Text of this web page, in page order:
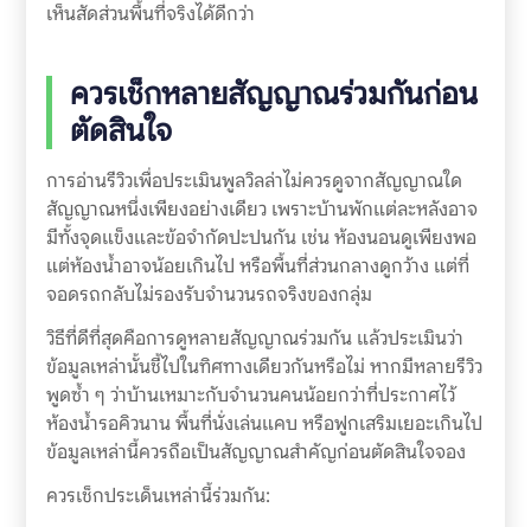
เห็นสัดส่วนพื้นที่จริงได้ดีกว่า
ควรเช็กหลายสัญญาณร่วมกันก่อน
ตัดสินใจ
การอ่านรีวิวเพื่อประเมินพูลวิลล่าไม่ควรดูจากสัญญาณใด
สัญญาณหนึ่งเพียงอย่างเดียว เพราะบ้านพักแต่ละหลังอาจ
มีทั้งจุดแข็งและข้อจำกัดปะปนกัน เช่น ห้องนอนดูเพียงพอ
แต่ห้องน้ำอาจน้อยเกินไป หรือพื้นที่ส่วนกลางดูกว้าง แต่ที่
จอดรถกลับไม่รองรับจำนวนรถจริงของกลุ่ม
วิธีที่ดีที่สุดคือการดูหลายสัญญาณร่วมกัน แล้วประเมินว่า
ข้อมูลเหล่านั้นชี้ไปในทิศทางเดียวกันหรือไม่ หากมีหลายรีวิว
พูดซ้ำ ๆ ว่าบ้านเหมาะกับจำนวนคนน้อยกว่าที่ประกาศไว้
ห้องน้ำรอคิวนาน พื้นที่นั่งเล่นแคบ หรือฟูกเสริมเยอะเกินไป
ข้อมูลเหล่านี้ควรถือเป็นสัญญาณสำคัญก่อนตัดสินใจจอง
ควรเช็กประเด็นเหล่านี้ร่วมกัน: